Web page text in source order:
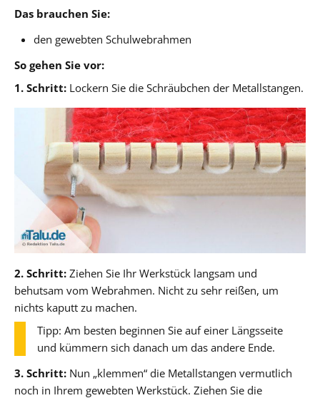
Das brauchen Sie:
den gewebten Schulwebrahmen
So gehen Sie vor:
1. Schritt: Lockern Sie die Schräubchen der Metallstangen.
2. Schritt: Ziehen Sie Ihr Werkstück langsam und
behutsam vom Webrahmen. Nicht zu sehr reißen, um
nichts kaputt zu machen.
Tipp: Am besten beginnen Sie auf einer Längsseite
und kümmern sich danach um das andere Ende.
3. Schritt: Nun „klemmen“ die Metallstangen vermutlich
noch in Ihrem gewebten Werkstück. Ziehen Sie die